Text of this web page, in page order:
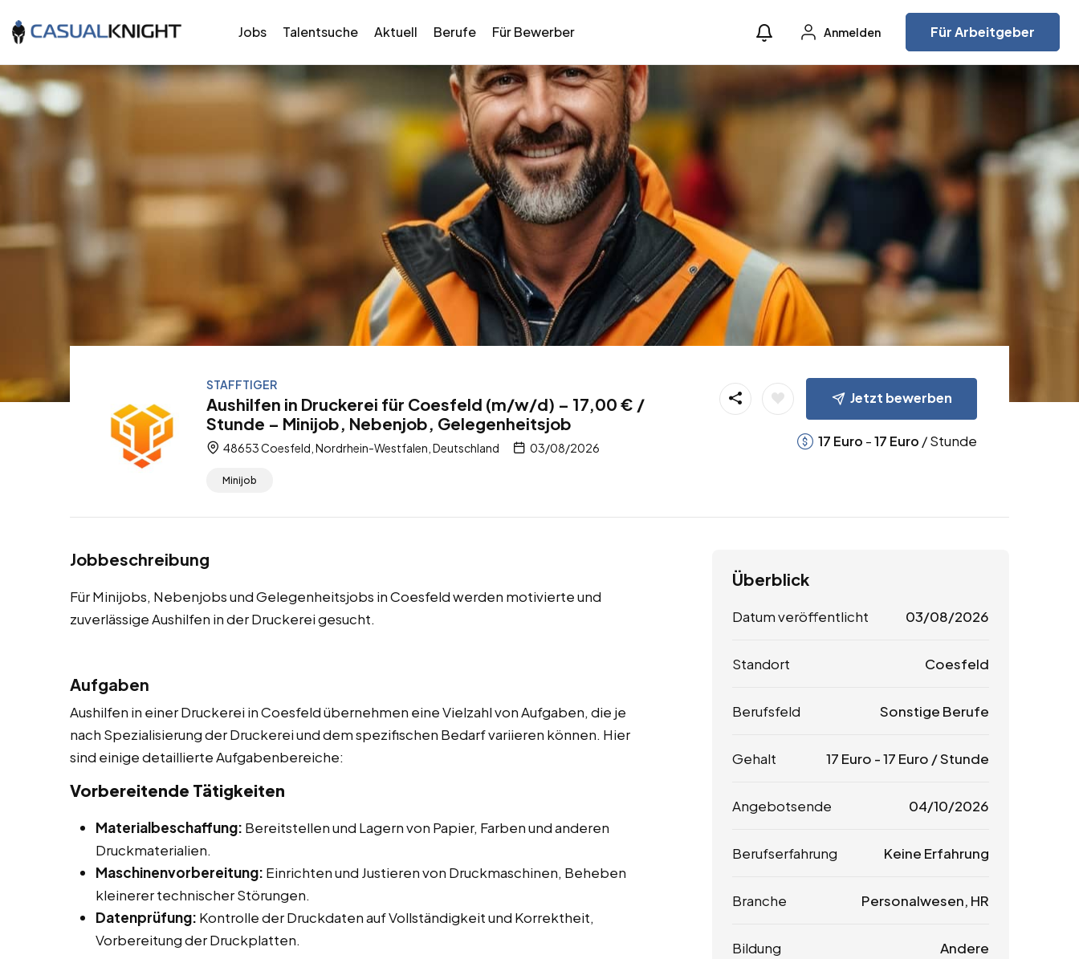
Jobs Talentsuche Aktuell Berufe Für Bewerber Anmelden Für Arbeitgeber
STAFFTIGER
Aushilfen in Druckerei für Coesfeld (m/w/d) – 17,00 € /
Stunde – Minijob, Nebenjob, Gelegenheitsjob
48653 Coesfeld, Nordrhein-Westfalen, Deutschland 03/08/2026
Minijob
Jetzt bewerben
17 Euro -17 Euro / Stunde
Jobbeschreibung
Für Minijobs, Nebenjobs und Gelegenheitsjobs in Coesfeld werden motivierte und
zuverlässige Aushilfen in der Druckerei gesucht.
Aufgaben
Aushilfen in einer Druckerei in Coesfeld übernehmen eine Vielzahl von Aufgaben, die je
nach Spezialisierung der Druckerei und dem spezifischen Bedarf variieren können. Hier
sind einige detaillierte Aufgabenbereiche:
Vorbereitende Tätigkeiten
Materialbeschaffung: Bereitstellen und Lagern von Papier, Farben und anderen
Druckmaterialien.
Maschinenvorbereitung: Einrichten und Justieren von Druckmaschinen, Beheben
kleinerer technischer Störungen.
Datenprüfung: Kontrolle der Druckdaten auf Vollständigkeit und Korrektheit,
Vorbereitung der Druckplatten.
Überblick
Datum veröffentlicht 03/08/2026
Standort Coesfeld
Berufsfeld Sonstige Berufe
Gehalt 17 Euro -17 Euro / Stunde
Angebotsende 04/10/2026
Berufserfahrung Keine Erfahrung
Branche Personalwesen, HR
Bildung Andere